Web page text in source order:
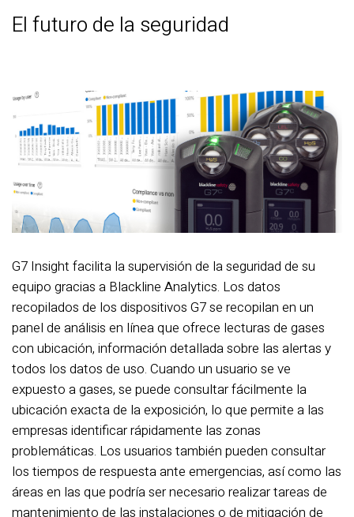
El futuro de la seguridad
G7 Insight facilita la supervisión de la seguridad de su
equipo gracias a Blackline Analytics. Los datos
recopilados de los dispositivos G7 se recopilan en un
panel de análisis en línea que ofrece lecturas de gases
con ubicación, información detallada sobre las alertas y
todos los datos de uso. Cuando un usuario se ve
expuesto a gases, se puede consultar fácilmente la
ubicación exacta de la exposición, lo que permite a las
empresas identificar rápidamente las zonas
problemáticas. Los usuarios también pueden consultar
los tiempos de respuesta ante emergencias, así como las
áreas en las que podría ser necesario realizar tareas de
mantenimiento de las instalaciones o de mitigación de